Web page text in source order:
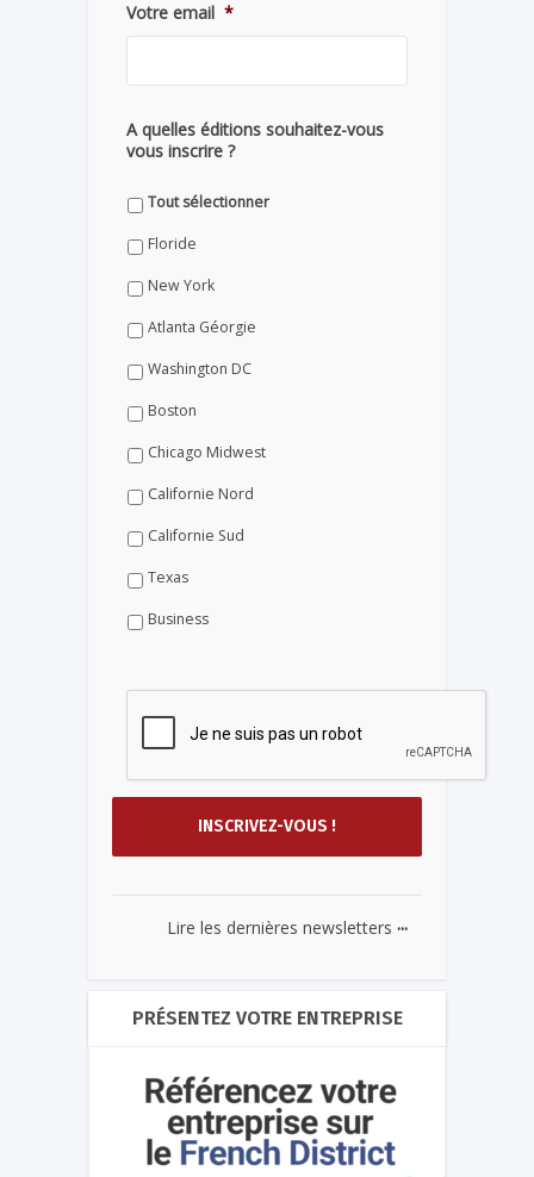
Votre email *
A quelles éditions souhaitez-vous
vous inscrire ?
Tout sélectionner
Floride
New York
Atlanta Géorgie
Washington DC
Boston
Chicago Midwest
Californie Nord
Californie Sud
Texas
Business
Lire les dernières newsletters ...
PRÉSENTEZ VOTRE ENTREPRISE